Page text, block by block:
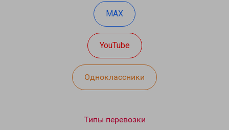
MAX
YouTube
Одноклассники
Типы перевозки